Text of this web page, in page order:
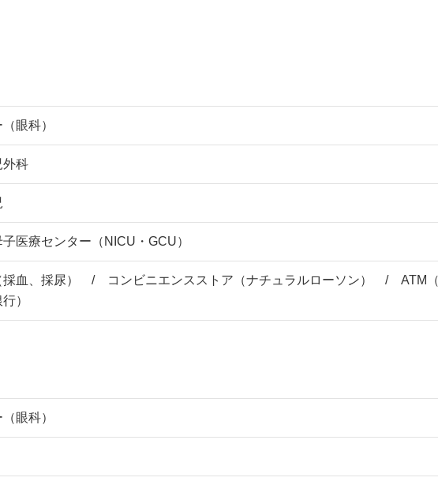
眼科）
外科
医療センター（NICU・GCU）
採血、採尿） / コンビニエンスストア（ナチュラルローソン） / ATM
）
眼科）